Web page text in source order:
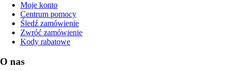
Moje konto
Centrum pomocy
Śledź zamówienie
Zwróć zamówienie
Kody rabatowe
O nas